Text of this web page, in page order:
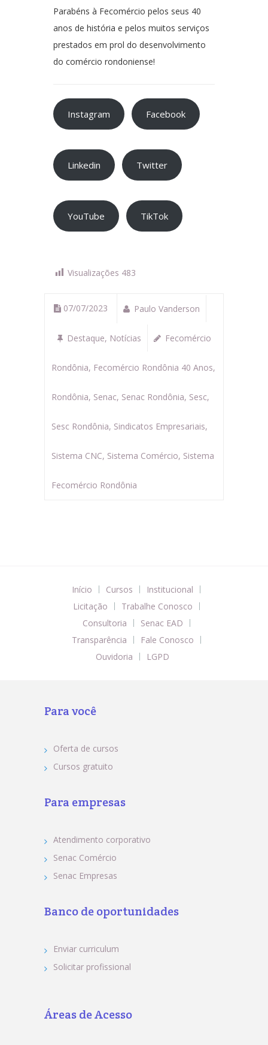
Parabéns à Fecomércio pelos seus 40
anos de história e pelos muitos serviços
prestados em prol do desenvolvimento
do comércio rondoniense!
Instagram Facebook
Linkedin Twitter
YouTube TikTok
Visualizações 483
07/07/2023 Paulo Vanderson
Destaque, Notícias Fecomércio
Rondônia, Fecomércio Rondônia 40 Anos,
Rondônia, Senac, Senac Rondônia, Sesc,
Sesc Rondônia, Sindicatos Empresariais,
Sistema CNC, Sistema Comércio, Sistema
Fecomércio Rondônia
Início Cursos
Institucional
Licitação
Trabalhe Conosco
Consultoria
Senac EAD
Transparência
Fale Conosco
Ouvidoria
LGPD
Para você
Oferta de cursos
Cursos gratuito
Para empresas
Atendimento corporativo
Senac Comércio
Senac Empresas
Banco de oportunidades
Enviar curriculum
Solicitar profissional
Áreas de Acesso